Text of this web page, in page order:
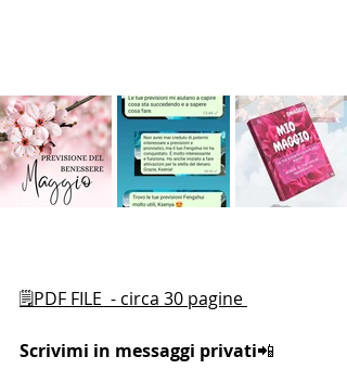
🗒️PDF FILE  - circa 30 pagine
Scrivimi in messaggi privati📲